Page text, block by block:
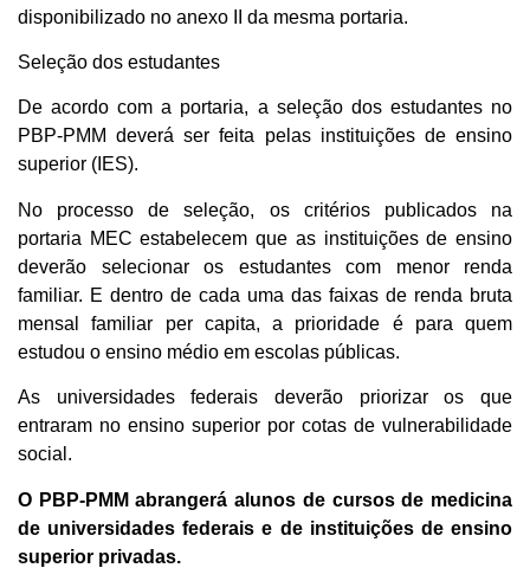
disponibilizado no anexo II da mesma portaria.
Seleção dos estudantes
De acordo com a portaria, a seleção dos estudantes no
PBP-PMM deverá ser feita pelas instituições de ensino
superior (IES).
No processo de seleção, os critérios publicados na
portaria MEC estabelecem que as instituições de ensino
deverão selecionar os estudantes com menor renda
familiar. E dentro de cada uma das faixas de renda bruta
mensal familiar per capita, a prioridade é para quem
estudou o ensino médio em escolas públicas.
As universidades federais deverão priorizar os que
entraram no ensino superior por cotas de vulnerabilidade
social.
O PBP-PMM abrangerá alunos de cursos de medicina
de universidades federais e de instituições de ensino
superior privadas.